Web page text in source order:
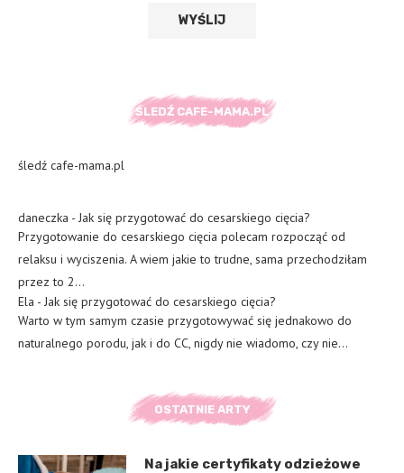
ŚLEDŹ CAFE-MAMA.PL
śledź cafe-mama.pl
daneczka - Jak się przygotować do cesarskiego cięcia?
Przygotowanie do cesarskiego cięcia polecam rozpocząć od
relaksu i wyciszenia. A wiem jakie to trudne, sama przechodziłam
przez to 2…
Ela - Jak się przygotować do cesarskiego cięcia?
Warto w tym samym czasie przygotowywać się jednakowo do
naturalnego porodu, jak i do CC, nigdy nie wiadomo, czy nie…
OSTATNIE ARTY
Na jakie certyfikaty odzieżowe